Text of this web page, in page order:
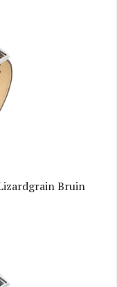
Bruin